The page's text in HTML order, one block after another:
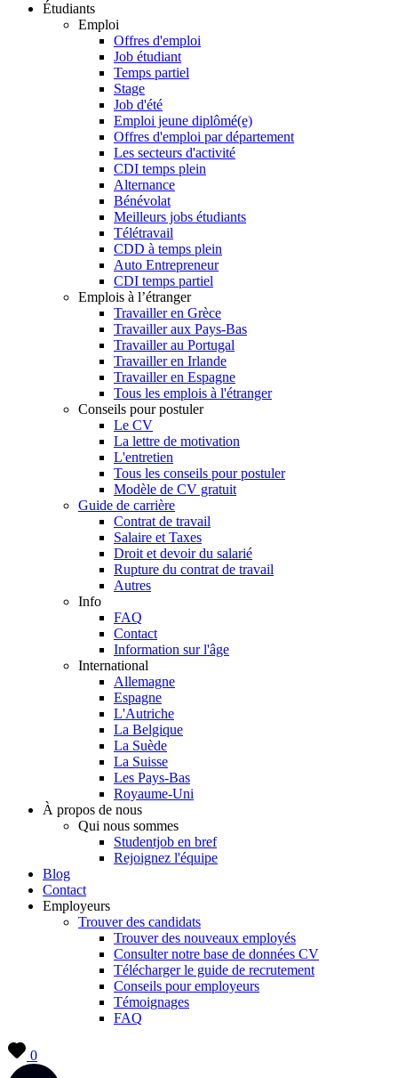
Étudiants
Emploi
Offres d'emploi
Job étudiant
Temps partiel
Stage
Job d'été
Emploi jeune diplômé(e)
Offres d'emploi par département
Les secteurs d'activité
CDI temps plein
Alternance
Bénévolat
Meilleurs jobs étudiants
Télétravail
CDD à temps plein
Auto Entrepreneur
CDI temps partiel
Emplois à l’étranger
Travailler en Grèce
Travailler aux Pays-Bas
Travailler au Portugal
Travailler en Irlande
Travailler en Espagne
Tous les emplois à l'étranger
Conseils pour postuler
Le CV
La lettre de motivation
L'entretien
Tous les conseils pour postuler
Modèle de CV gratuit
Guide de carrière
Contrat de travail
Salaire et Taxes
Droit et devoir du salarié
Rupture du contrat de travail
Autres
Info
FAQ
Contact
Information sur l'âge
International
Allemagne
Espagne
L'Autriche
La Belgique
La Suède
La Suisse
Les Pays-Bas
Royaume-Uni
À propos de nous
Qui nous sommes
Studentjob en bref
Rejoignez l'équipe
Blog
Contact
Employeurs
Trouver des candidats
Trouver des nouveaux employés
Consulter notre base de données CV
Télécharger le guide de recrutement
Conseils pour employeurs
Témoignages
FAQ
0